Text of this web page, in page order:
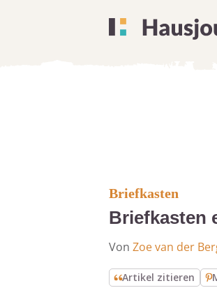
Briefkasten
Briefkasten
Von Zoe van der
Artikel zitieren